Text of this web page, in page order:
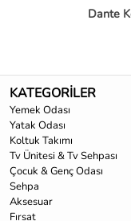
Dante
KATEGORİLER
Yemek Odası
Yatak Odası
Koltuk Takımı
Tv Ünitesi & Tv Sehpası
Çocuk & Genç Odası
Sehpa
Aksesuar
Fırsat